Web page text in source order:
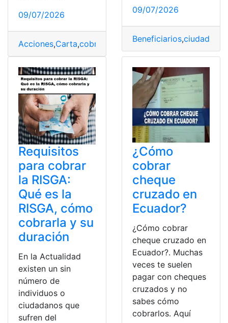
09/07/2026
Acciones,Carta,cobrar ,Noticias,Pagar,
09/07/2026
Beneficiarios,ciudadanos
Requisitos
para cobrar
la RISGA:
Qué es la
RISGA, cómo
cobrarla y su
duración
En la Actualidad
existen un sin
número de
individuos o
ciudadanos que
sufren del
¿Cómo
cobrar
cheque
cruzado en
Ecuador?
¿Cómo cobrar
cheque cruzado en
Ecuador?. Muchas
veces te suelen
pagar con cheques
cruzados y no
sabes cómo
cobrarlos. Aquí